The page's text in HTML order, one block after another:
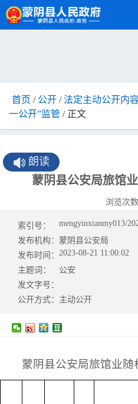
首页 / 公开 /法定主动公开内
一公开”监管 / 正文
朗读
蒙阴县公安局旅馆
浏览次数
索引号：
mengyinxianmy013/
发布机构： 蒙阴县公安局
发布时间： 2023-08-21 11:00:02
主题词：
公安
发文字号：
公开方式： 主动公开
蒙阴县公安局旅馆业随